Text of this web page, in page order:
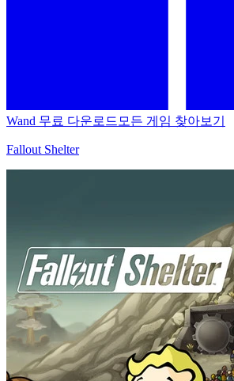
Wand 무료 다운로드 모든 게임 찾아보기
Fallout Shelter